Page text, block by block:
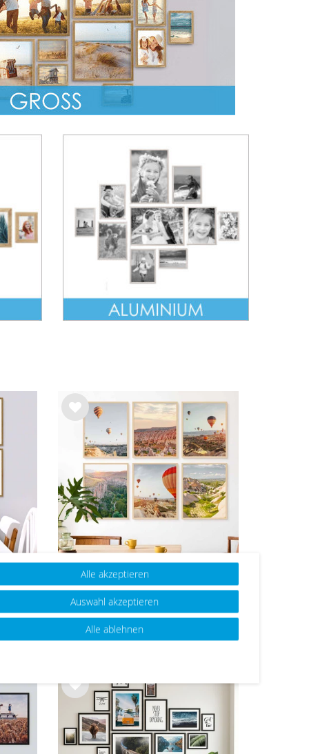
Wu
6er Set Poster-Bilderrahmen
40x50 Natur MDF mit
Acrylglas
79,99 € 64,99 €
Wu
nsc
hlist
e
Alle akzeptieren
Auswahl akzeptieren
Alle ablehnen